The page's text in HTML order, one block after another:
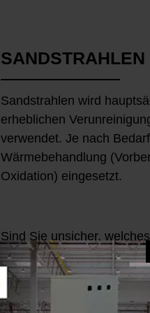
SANDSTRAHLEN
Sandstrahlen wird
erheblichen
verwendet. Je nach
Wärmebehandlung
Oxidation) eingesetzt.
Sind Sie unsicher,
richtige ist?
Nehmen Sie Kontakt mit